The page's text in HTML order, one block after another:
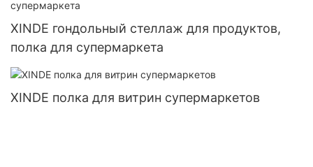
XINDE гондольный стеллаж для продуктов,
полка для супермаркета
XINDE полка для витрин супермаркетов